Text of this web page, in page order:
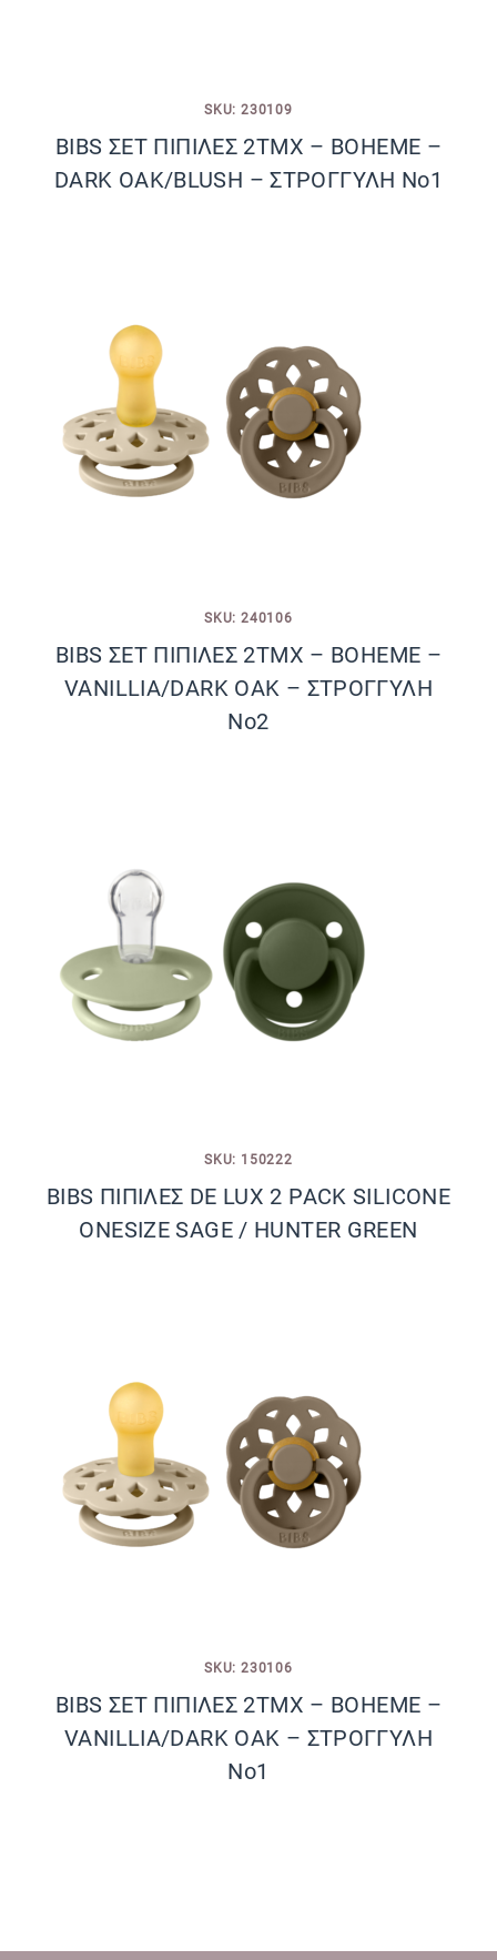
SKU: 230109
BIBS ΣΕΤ ΠΙΠΙΛΕΣ 2ΤΜΧ – BOHEME –
DARK OAK/BLUSH – ΣΤΡΟΓΓΥΛΗ No1
SKU: 240106
BIBS ΣΕΤ ΠΙΠΙΛΕΣ 2ΤΜΧ – BOHEME –
VANILLIA/DARK OAK – ΣΤΡΟΓΓΥΛΗ
No2
SKU: 150222
BIBS ΠΙΠΙΛΕΣ DE LUX 2 PACK SILICONE
ONESIZE SAGE / HUNTER GREEN
SKU: 230106
BIBS ΣΕΤ ΠΙΠΙΛΕΣ 2ΤΜΧ – BOHEME –
VANILLIA/DARK OAK – ΣΤΡΟΓΓΥΛΗ
No1